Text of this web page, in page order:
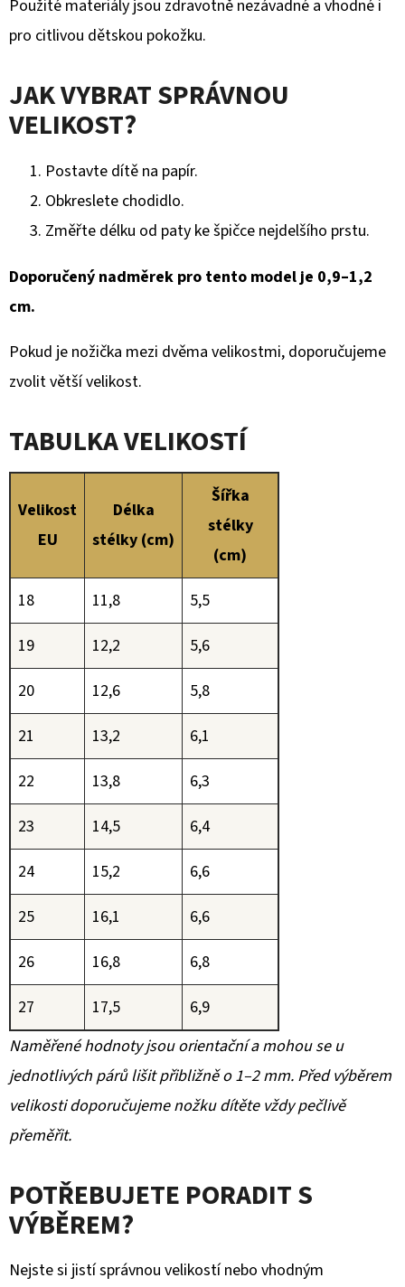
Použité materiály jsou zdravotně nezávadné a vhodné i
pro citlivou dětskou pokožku.
JAK VYBRAT SPRÁVNOU
VELIKOST?
Postavte dítě na papír.
Obkreslete chodidlo.
Změřte délku od paty ke špičce nejdelšího prstu.
Doporučený nadměrek pro tento model je 0,9–1,2
cm.
Pokud je nožička mezi dvěma velikostmi, doporučujeme
zvolit větší velikost.
TABULKA VELIKOSTÍ
Velikost
EU
Délka
stélky (cm)
Šířka
stélky
(cm)
18
11,8
5,5
19
12,2
5,6
20
12,6
5,8
21
13,2
6,1
22
13,8
6,3
23
14,5
6,4
24
15,2
6,6
25
16,1
6,6
26
16,8
6,8
27
17,5
6,9
Naměřené hodnoty jsou orientační a mohou se u
jednotlivých párů lišit přibližně o 1–2 mm. Před výběrem
velikosti doporučujeme nožku dítěte vždy pečlivě
přeměřit.
POTŘEBUJETE PORADIT S
VÝBĚREM?
Nejste si jistí správnou velikostí nebo vhodným